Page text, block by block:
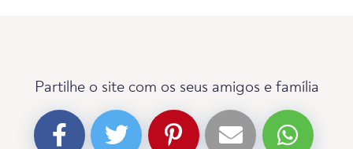
Partilhe o site com os seus amigos e família